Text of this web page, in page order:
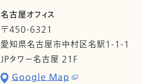
名古屋オフィス
〒450-6321
愛知県名古屋市中村区名駅1-1-1
JPタワー名古屋 21F
Google Map